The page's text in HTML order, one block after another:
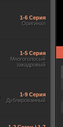
1-6 Серия
Оригинал
1-5 Серия
Многоголосый
закадровый
1-9 Серия
Дублированный